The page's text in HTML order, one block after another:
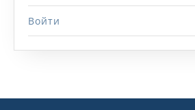
Войти